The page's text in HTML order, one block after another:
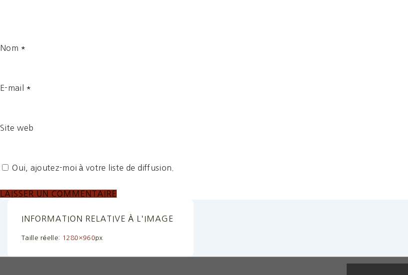
Nom *
E-mail *
Site web
Oui, ajoutez-moi à votre liste de diffusion.
INFORMATION RELATIVE À L'IMAGE
Taille réelle: 1280×960px